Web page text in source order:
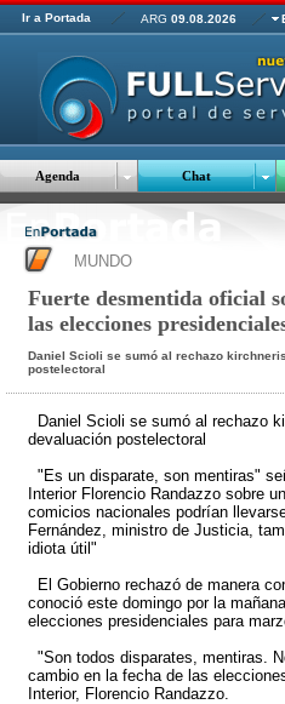
Ir a Portada ARG 09.08.2026
Agenda Chat
MUNDO
Fuerte desmentida oficial
las elecciones
Daniel Scioli se sumó al rechazo
postelectoral
Daniel Scioli se sumó al rechazo
devaluación postelectoral
"Es un disparate, son mentiras"
Interior Florencio Randazzo sobre
comicios nacionales podrían
Fernández, ministro de Justicia,
idiota útil"
El Gobierno rechazó de manera
conoció este domingo por la
elecciones presidenciales para
"Son todos disparates, mentiras.
cambio en la fecha de las
Interior, Florencio Randazzo.